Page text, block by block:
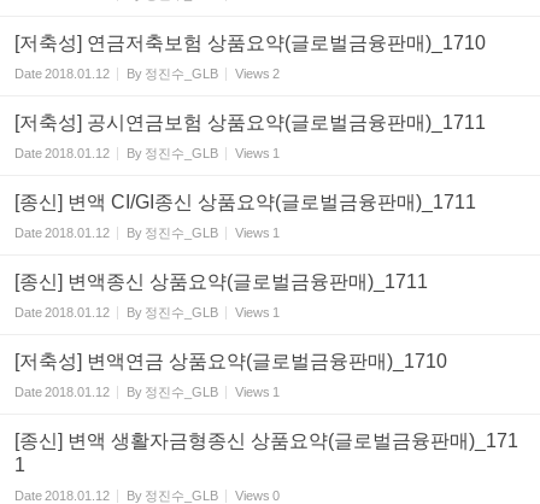
[저축성] 연금저축보험 상품요약(글로벌금융판매)_1710
Date2018.01.12 By 정진수_GLB Views 2
[저축성] 공시연금보험 상품요약(글로벌금융판매)_1711
Date2018.01.12 By 정진수_GLB Views 1
[종신] 변액 CI/GI종신 상품요약(글로벌금융판매)_1711
Date2018.01.12 By 정진수_GLB Views 1
[종신] 변액종신 상품요약(글로벌금융판매)_1711
Date2018.01.12 By 정진수_GLB Views 1
[저축성] 변액연금 상품요약(글로벌금융판매)_1710
Date2018.01.12 By 정진수_GLB Views 1
[종신] 변액 생활자금형종신 상품요약(글로벌금융판매)_171
1
Date2018.01.12 By 정진수_GLB Views 0